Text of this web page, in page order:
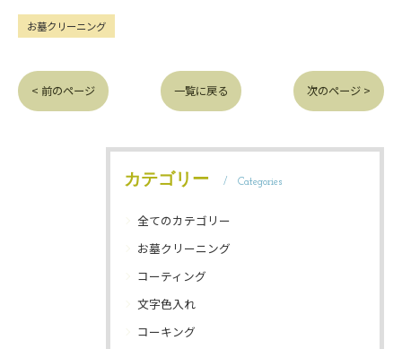
お墓クリーニング
< 前のページ 一覧に戻る 次のページ >
カテゴリー Categories
全てのカテゴリー
お墓クリーニング
コーティング
文字色入れ
コーキング